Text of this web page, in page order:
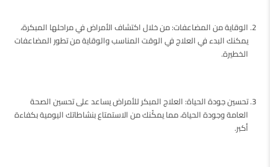
الوقاية من المضاعفات: من خلال اكتشاف الأمراض في مراحلها المبكرة،
يمكنك البدء في العلاج في الوقت المناسب والوقاية من تطور المضاعفات
الخطيرة.
تحسين جودة الحياة: العلاج المبكر للأمراض يساعد على تحسين الصحة
العامة وجودة الحياة، مما يمكّنك من الاستمتاع بنشاطاتك اليومية بكفاءة
أكبر.